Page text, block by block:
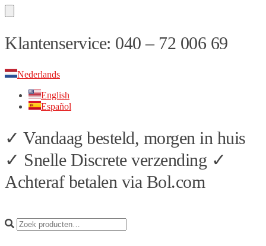
Skip
to
Skip
to
Klantenservice: 040 – 72 006 69
Nederlands
English
Español
✓ Vandaag besteld, morgen in huis
✓ Snelle Discrete verzending ✓
Achteraf betalen via Bol.com